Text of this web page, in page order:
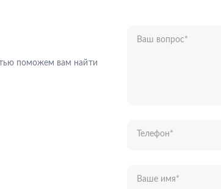
поможем вам найти
Ваш вопрос*